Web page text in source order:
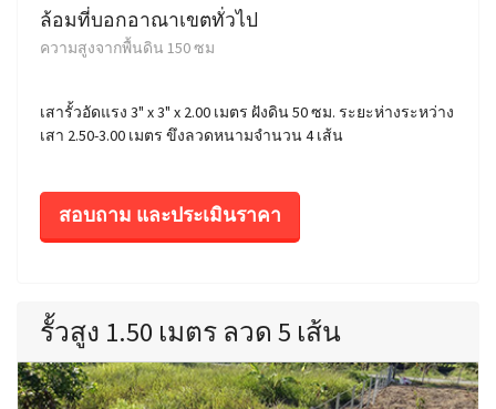
ล้อมที่บอกอาณาเขตทั่วไป
ความสูงจากพื้นดิน 150 ซม
เสารั้วอัดแรง 3" x 3" x 2.00 เมตร ฝังดิน 50 ซม. ระยะห่างระหว่าง
เสา 2.50-3.00 เมตร ขึงลวดหนามจำนวน 4 เส้น
สอบถาม และประเมินราคา
รั้วสูง 1.50 เมตร ลวด 5 เส้น